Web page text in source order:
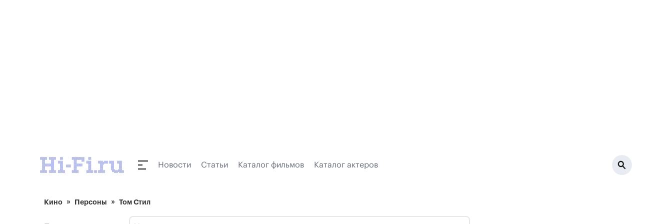
Новости Статьи Каталог фильмов Каталог актеров
Кино Персоны Том Стил